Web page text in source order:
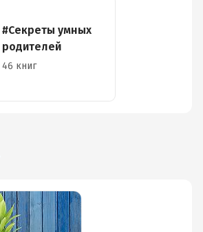
#Секреты умных
родителей
46 книг